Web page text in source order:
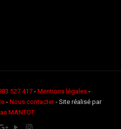
527 417- Mentions légales -
- Nous contacter- Site réalisé par
MANTOT